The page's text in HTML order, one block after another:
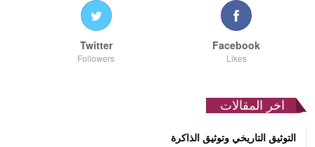
Facebook
Likes
Twitter
Followers
اخر المقالات
التوثيق التاريخي وتوثيق الذاكرة